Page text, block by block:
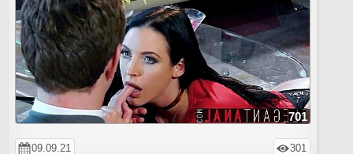
701
09.09.21 301